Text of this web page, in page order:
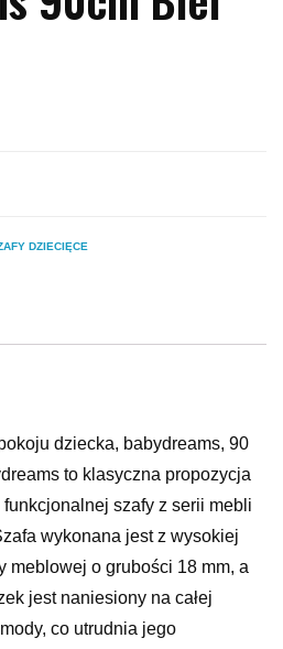
DZIECIĘCE
dziecka, babydreams, 90
to klasyczna propozycja
szafy z serii mebli
wykonana jest z wysokiej
meblowej o grubości 18 mm, a
jest naniesiony na całej
co utrudnia jego